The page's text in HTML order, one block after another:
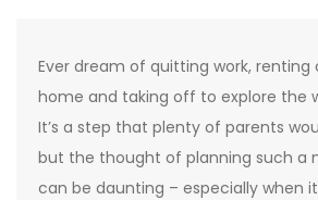
Ever dream of quitting work,
home and taking off to explore the
It’s a step that plenty of parents
but the thought of planning such a
can be daunting – especially when